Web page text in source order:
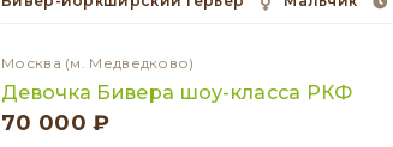
Москва (м. Медведково)
Девочка Бивера шоу-класса РКФ
70 000 ₽